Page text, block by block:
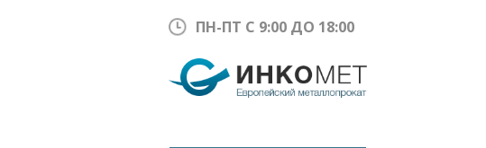
ПН-ПТ С 9:00 ДО 18:00